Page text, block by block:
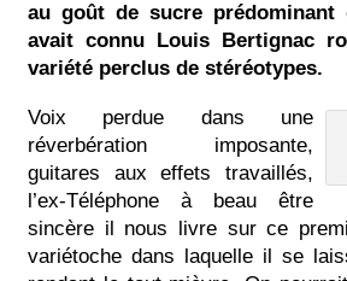
au goût de sucre
avait connu Louis Bertignac
variété perclus de stéréotypes.
Voix perdue dans une
réverbération imposante,
guitares aux effets travaillés,
l’ex-Téléphone à beau être
sincère il nous livre sur ce
variétoche dans laquelle il se